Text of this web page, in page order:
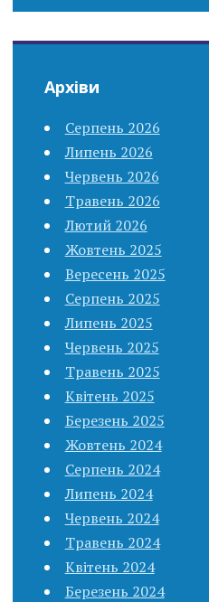
Архіви
Серпень 2026
Липень 2026
Червень 2026
Травень 2026
Лютий 2026
Жовтень 2025
Вересень 2025
Серпень 2025
Липень 2025
Червень 2025
Травень 2025
Квітень 2025
Березень 2025
Жовтень 2024
Серпень 2024
Липень 2024
Червень 2024
Травень 2024
Квітень 2024
Березень 2024